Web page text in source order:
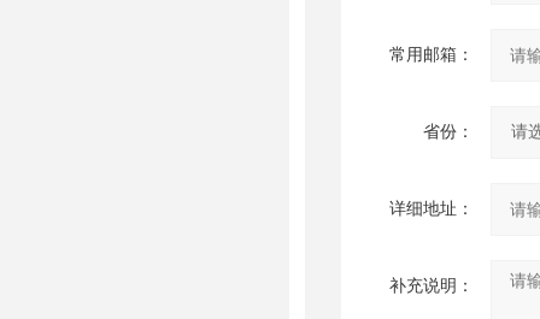
常用邮箱：
省份：
详细地址：
补充说明：